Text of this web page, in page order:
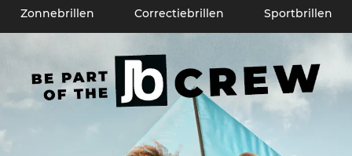
Zonnebrillen Correctiebrillen Sportbrillen